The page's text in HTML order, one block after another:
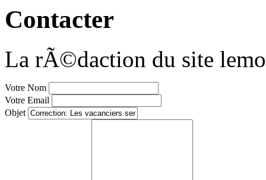
Contacter
La rÃ©daction du site
Votre Nom
Votre Email
Objet